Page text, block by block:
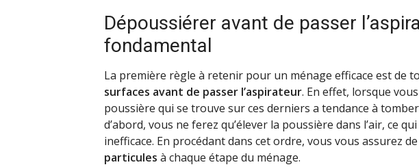
Dépoussiérer avant de passer
fondamental
La première règle à retenir pour un ménage efficace est de
surfaces avant de passer l’aspirateur. En effet, lorsque
poussière qui se trouve sur ces derniers a tendance à
d’abord, vous ne ferez qu’élever la poussière dans l’air, ce
inefficace. En procédant dans cet ordre, vous vous assurez
particules à chaque étape du ménage.